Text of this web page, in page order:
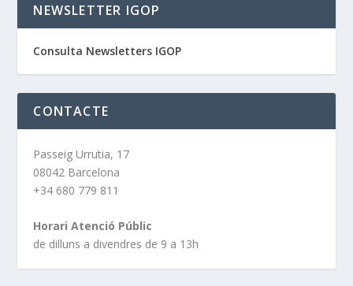
NEWSLETTER IGOP
Consulta Newsletters IGOP
CONTACTE
Passeig Urrutia, 17
08042 Barcelona
+34 680 779 811
Horari Atenció Públic
de dilluns a divendres de 9 a 13h